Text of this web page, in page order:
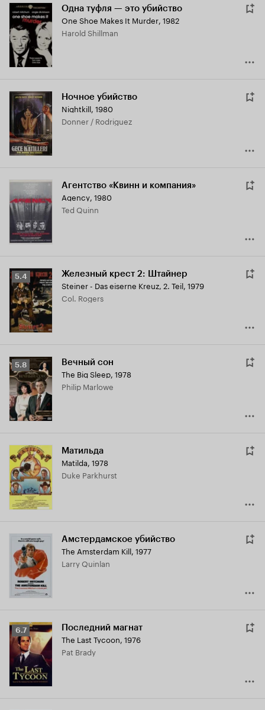
Одна туфля — это убийство
One Shoe Makes It Murder, 1982
Harold Shillman
Ночное убийство
Nightkill, 1980
Donner / Rodriguez
Агентство «Квинн и компания»
Agency, 1980
Ted Quinn
Рейтинг
Кинопоиска
5.4
5.4 Железный крест 2: Штайнер
Steiner - Das eiserne Kreuz, 2. Teil, 1979
Col. Rogers
Рейтинг
Кинопоиска
5.8
5.8 Вечный сон
The Big Sleep, 1978
Philip Marlowe
Матильда
Matilda, 1978
Duke Parkhurst
Амстердамское убийство
The Amsterdam Kill, 1977
Larry Quinlan
Рейтинг
Кинопоиска
6.7
6.7 Последний магнат
The Last Tycoon, 1976
Pat Brady